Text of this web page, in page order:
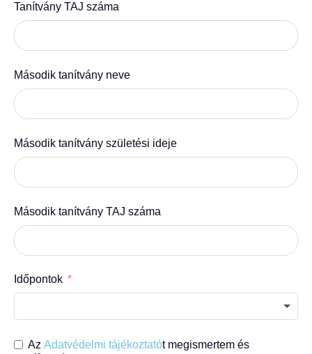
Tanítvány TAJ száma
Második tanítvány neve
Második tanítvány születési ideje
Második tanítvány TAJ száma
Időpontok
Az Adatvédelmi tájékoztatót megismertem és